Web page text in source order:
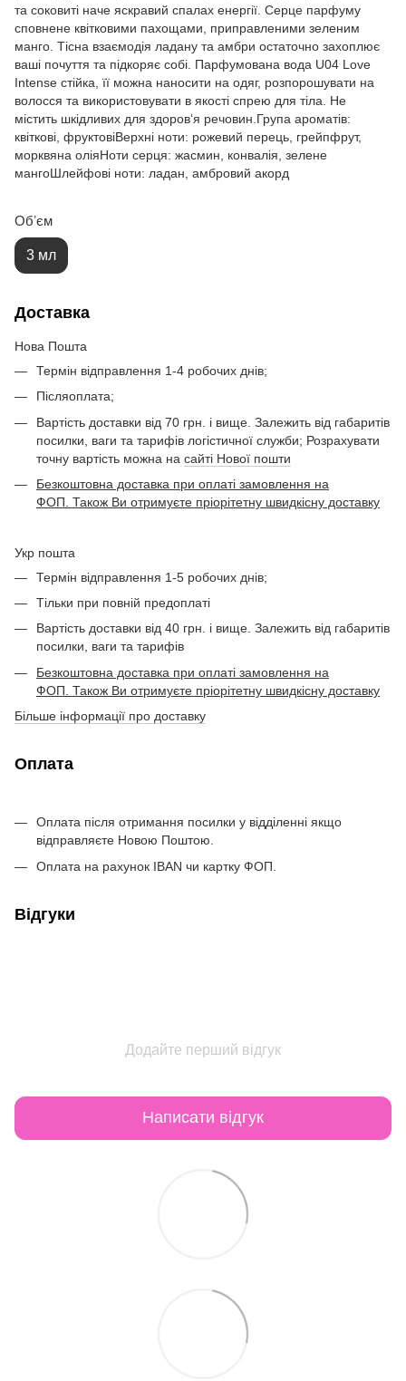
та соковиті наче яскравий спалах енергії. Серце парфуму
сповнене квітковими пахощами, приправленими зеленим
манго. Тісна взаємодія ладану та амбри остаточно захоплює
ваші почуття та підкоряє собі. Парфумована вода U04 Love
Intense стійка, її можна наносити на одяг, розпорошувати на
волосся та використовувати в якості спрею для тіла. Не
містить шкідливих для здоров‘я речовин.Група ароматів:
квіткові, фруктовіВерхні ноти: рожевий перець, грейпфрут,
морквяна оліяНоти серця: жасмин, конвалія, зелене
мангоШлейфові ноти: ладан, амбровий акорд
Обʼєм
3 мл
Доставка
Нова Пошта
Термін відправлення 1-4 робочих днів;
Післяоплата;
Вартість доставки від 70 грн. і вище. Залежить від габаритів
посилки, ваги та тарифів логістичної служби; Розрахувати
точну вартість можна на сайті Нової пошти
Безкоштовна доставка при оплаті замовлення на
ФОП. Також Ви отримуєте пріорітетну швидкісну доставку
Укр пошта
Термін відправлення 1-5 робочих днів;
Тільки при повній предоплаті
Вартість доставки від 40 грн. і вище. Залежить від габаритів
посилки, ваги та тарифів
Безкоштовна доставка при оплаті замовлення на
ФОП. Також Ви отримуєте пріорітетну швидкісну доставку
Більше інформації про доставку
Оплата
Оплата після отримання посилки у відділенні якщо
відправляєте Новою Поштою.
Оплата на рахунок IBAN чи картку ФОП.
Відгуки
Додайте перший відгук
Написати відгук